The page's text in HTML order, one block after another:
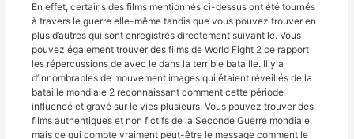
En effet, certains des films mentionnés ci-dessus ont été tournés
à travers le guerre elle-même tandis que vous pouvez trouver en
plus d’autres qui sont enregistrés directement suivant le. Vous
pouvez également trouver des films de World Fight 2 ce rapport
les répercussions de avec le dans la terrible bataille. Il y a
d’innombrables de mouvement images qui étaient réveillés de la
bataille mondiale 2 reconnaissant comment cette période
influencé et gravé sur le vies plusieurs. Vous pouvez trouver des
films authentiques et non fictifs de la Seconde Guerre mondiale,
mais ce qui compte vraiment peut-être le message comment le